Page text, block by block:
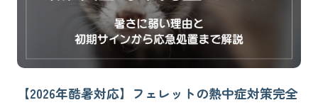
【2026年酷暑対応】フェレットの熱中症対策完全